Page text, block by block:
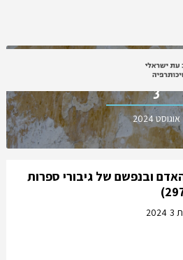
ל"ח, חוברת
3
אוגוסט 2024
ובנפשם של גיבורי ספרות
3
2024